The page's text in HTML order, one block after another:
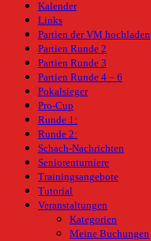
Kalender
Links
Partien der VM hochladen
Partien Runde 2
Partien Runde 3
Partien Runde 4 – 6
Pokalsieger
Pro-Cup
Runde 1:
Runde 2:
Schach-Nachrichten
Seniorenturniere
Trainingsangebote
Tutorial
Veranstaltungen
Kategorien
Meine Buchungen